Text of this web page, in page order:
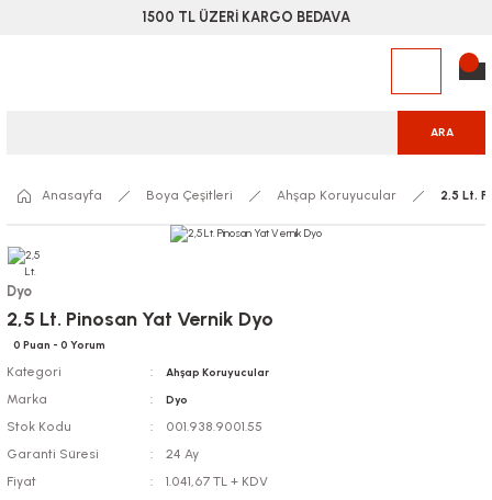
1500 TL ÜZERİ KARGO BEDAVA
ARA
Anasayfa Boya Çeşitleri Ahşap Koruyucular 2,5 Lt.
Dyo
2,5 Lt. Pinosan Yat Vernik Dyo
0 Puan - 0 Yorum
Kategori Ahşap Koruyucular
Marka Dyo
Stok Kodu
001.938.9001.55
Garanti Süresi
24 Ay
Fiyat
1.041,67 TL + KDV